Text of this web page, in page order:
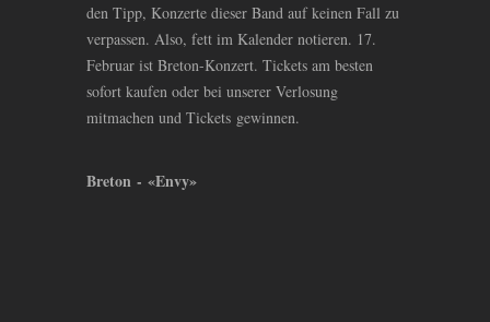
den Tipp, Konzerte dieser Band auf keinen Fall zu
verpassen. Also, fett im Kalender notieren. 17.
Februar ist Breton-Konzert. Tickets am besten
sofort kaufen oder bei unserer Verlosung
mitmachen und Tickets gewinnen.
Breton - «Envy»